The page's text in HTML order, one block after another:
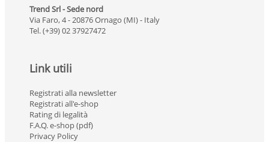
Trend Srl - Sede nord
Via Faro, 4 - 20876 Ornago (MI) - Italy
Tel. (+39) 02 37927472
Link utili
Registrati alla newsletter
Registrati all'e-shop
Rating di legalità
F.A.Q. e-shop (pdf)
Privacy Policy